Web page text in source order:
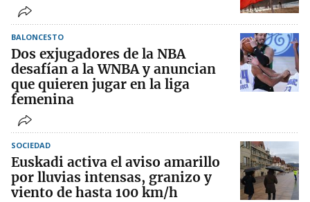
BALONCESTO
Dos exjugadores de la NBA
desafían a la WNBA y anuncian
que quieren jugar en la liga
femenina
SOCIEDAD
Euskadi activa el aviso amarillo
por lluvias intensas, granizo y
viento de hasta 100 km/h